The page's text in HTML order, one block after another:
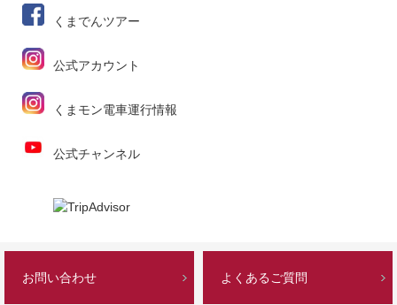
くまでんツアー
公式アカウント
くまモン電車運行情報
公式チャンネル
お問い合わせ よくあるご質問